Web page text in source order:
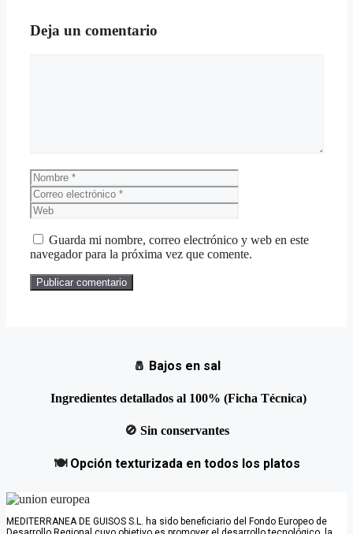
Deja un comentario
Nombre
electrónico
Guarda mi nombre, correo electrónico y web en este
navegador para la próxima vez que comente.
🧂 Bajos en sal
Ingredientes detallados al 100% (Ficha Técnica)
🚫 Sin conservantes
🍽️ Opción texturizada en todos los platos
MEDITERRANEA DE GUISOS S.L. ha sido beneficiario del Fondo Europeo de